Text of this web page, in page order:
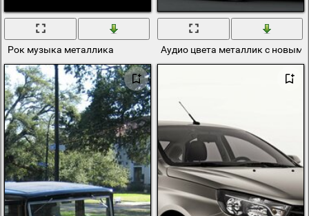
Рок музыка металлика Аудио цвета металлик с